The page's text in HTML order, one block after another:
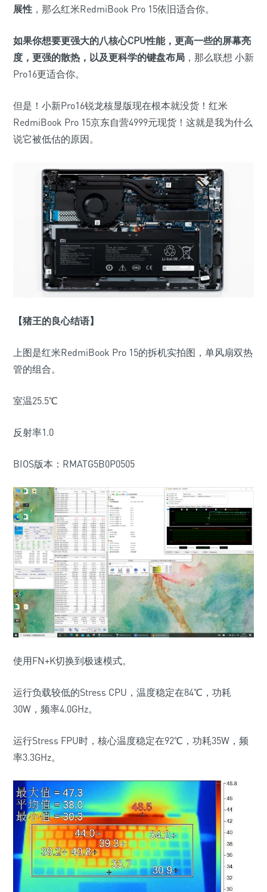
展性 ，那么红米RedmiBook Pro 15依旧适合你。
如果你想要更强大的八核心CPU性能，更高一些的屏幕亮
度 ，更强的散热 ，以及更科学的键盘布局 ，那么联想 小新
Pro16更适合你。
但是！小新Pro16锐龙核显版现在根本就没货！红米
RedmiBook Pro 15京东自营4999元现货！这就是我为什么
说它被低估的原因。
【猪王的良心结语】
上图是红米RedmiBook Pro 15的拆机实拍图，单风扇双热
管的组合。
室温25.5℃
反射率1.0
BIOS版本：RMATG5B0P0505
使用FN+K切换到极速模式。
运行负载较低的Stress CPU，温度稳定在84℃，功耗
30W，频率4.0GHz。
运行Stress FPU时，核心温度稳定在92℃，功耗35W，频
率3.3GHz。